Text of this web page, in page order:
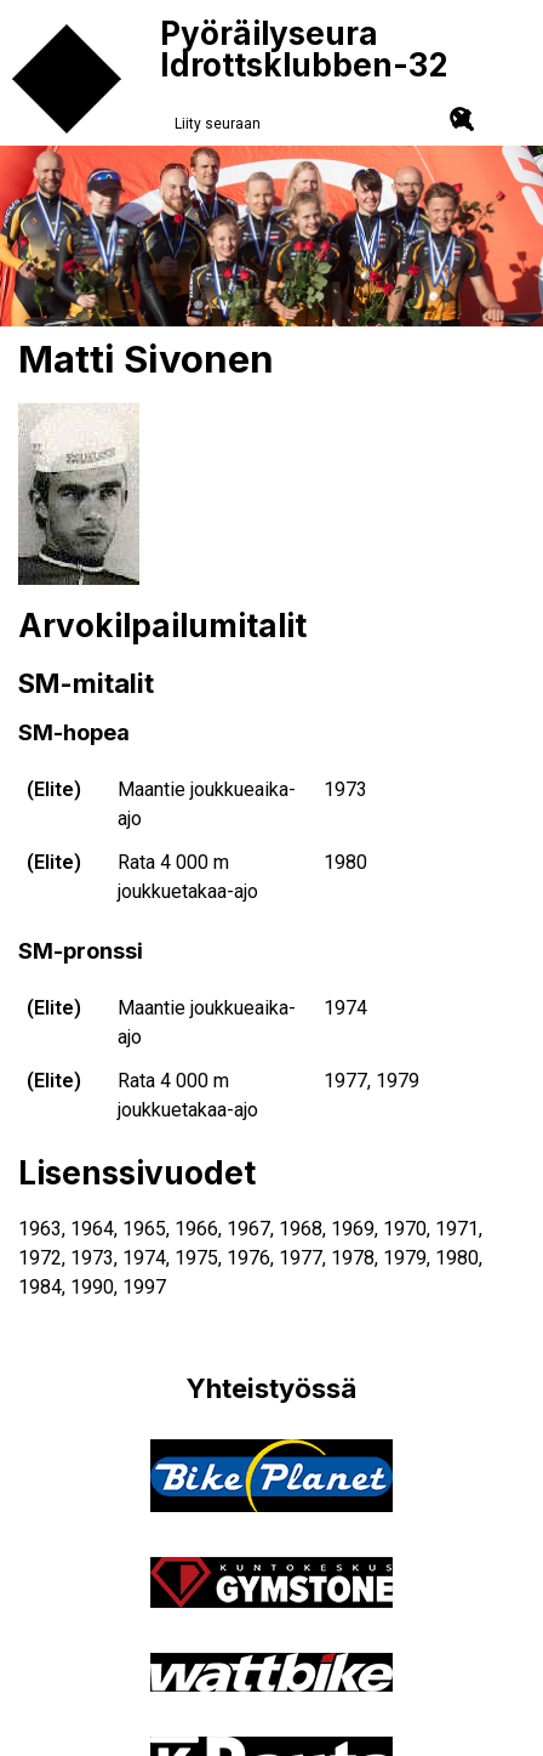
Pyöräilyseura
Idrottsklubben-32
Liity seuraan
Matti Sivonen
Arvokilpailumitalit
SM-mitalit
SM-hopea
(Elite)
Maantie joukkueaika-
ajo
1973
(Elite)
Rata 4 000 m
joukkuetakaa-ajo
1980
SM-pronssi
(Elite)
Maantie joukkueaika-
ajo
1974
(Elite)
Rata 4 000 m
joukkuetakaa-ajo
1977, 1979
Lisenssivuodet
1963, 1964, 1965, 1966, 1967, 1968, 1969, 1970, 1971,
1972, 1973, 1974, 1975, 1976, 1977, 1978, 1979, 1980,
1984, 1990, 1997
Yhteistyössä